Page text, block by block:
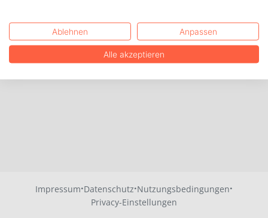
Impressum·Datenschutz·Nutzungsbedingungen·
Privacy-Einstellungen
Ablehnen Anpassen
Alle akzeptieren